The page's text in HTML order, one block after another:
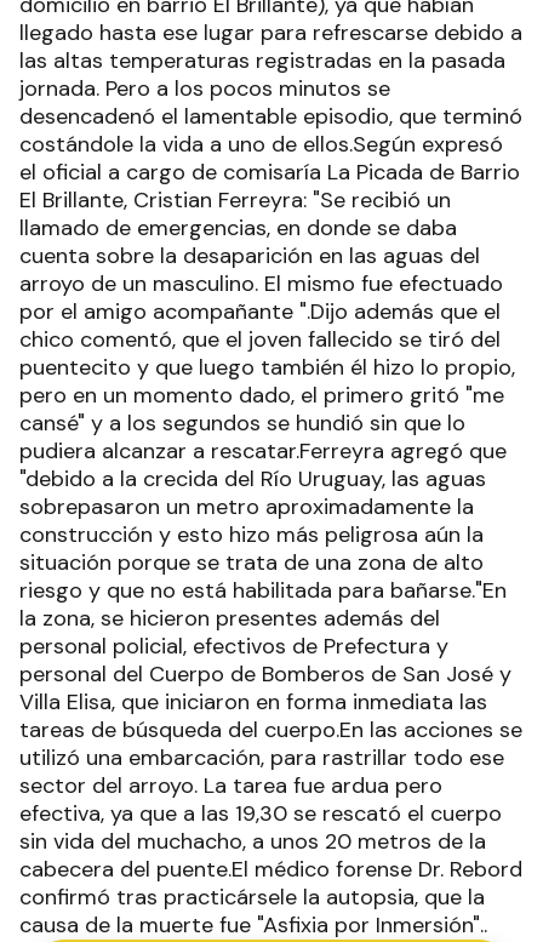
llegado hasta ese lugar para refrescarse debido a
las altas temperaturas registradas en la pasada
jornada. Pero a los pocos minutos se
desencadenó el lamentable episodio, que terminó
costándole la vida a uno de ellos.Según expresó
el oficial a cargo de comisaría La Picada de Barrio
El Brillante, Cristian Ferreyra: "Se recibió un
llamado de emergencias, en donde se daba
cuenta sobre la desaparición en las aguas del
arroyo de un masculino. El mismo fue efectuado
por el amigo acompañante ".Dijo además que el
chico comentó, que el joven fallecido se tiró del
puentecito y que luego también él hizo lo propio,
pero en un momento dado, el primero gritó "me
cansé" y a los segundos se hundió sin que lo
pudiera alcanzar a rescatar.Ferreyra agregó que
"debido a la crecida del Río Uruguay, las aguas
sobrepasaron un metro aproximadamente la
construcción y esto hizo más peligrosa aún la
situación porque se trata de una zona de alto
riesgo y que no está habilitada para bañarse."En
la zona, se hicieron presentes además del
personal policial, efectivos de Prefectura y
personal del Cuerpo de Bomberos de San José y
Villa Elisa, que iniciaron en forma inmediata las
tareas de búsqueda del cuerpo.En las acciones se
utilizó una embarcación, para rastrillar todo ese
sector del arroyo. La tarea fue ardua pero
efectiva, ya que a las 19,30 se rescató el cuerpo
sin vida del muchacho, a unos 20 metros de la
cabecera del puente.El médico forense Dr. Rebord
confirmó tras practicársele la autopsia, que la
causa de la muerte fue "Asfixia por Inmersión"..